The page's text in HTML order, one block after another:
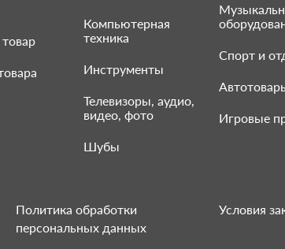
Компьютерная
техника
Инструменты
Телевизоры, аудио,
видео, фото
Шубы
Спорт и
Игровые
Политика обработки
персональных данных
Условия